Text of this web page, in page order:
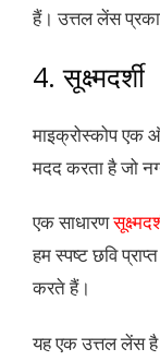
हैं। उत्तल लेंस
4.सूक्ष्मदर्शी
माइक्रोस्कोप
मदद करता है जो
एक साधारण
हम स्पष्ट छवि
करते हैं।
यह एक उत्तल लेंस है